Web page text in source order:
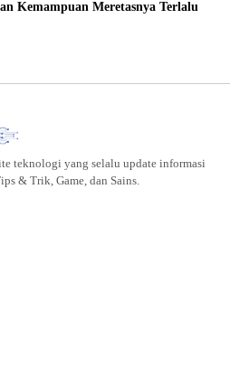
Kemampuan Meretasnya Terlalu
teknologi yang selalu update informasi
& Trik, Game, dan Sains.